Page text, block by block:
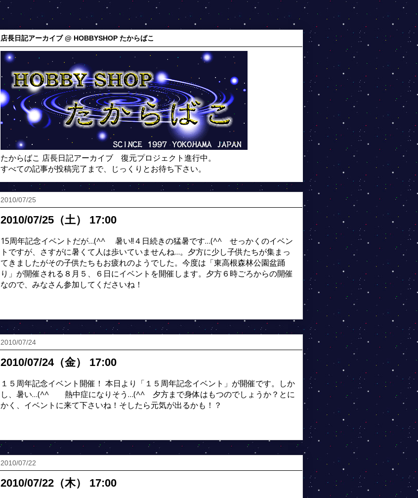
店長日記アーカイブ @ HOBBYSHOP たからばこ
たからばこ 店長日記アーカイブ 復元プロジェクト進行中。
すべての記事が投稿完了まで、じっくりとお待ち下さい。
2010/07/25
2010/07/25（土） 17:00
15周年記念イベントだが…(^^ゞ 暑い!!４日続きの猛暑です…(^^ゞせっかくのイベン
トですが、さすがに暑くて人は歩いていませんね…。夕方に少し子供たちが集まっ
てきましたがその子供たちもお疲れのようでした。今度は「東高根森林公園盆踊
り」が開催される８月５、６日にイベントを開催します。夕方６時ごろからの開催
なので、みなさん参加してくださいね！
2010/07/24
2010/07/24（金） 17:00
１５周年記念イベント開催！ 本日より「１５周年記念イベント」が開催です。しか
し、暑い…(^^ゞ 熱中症になりそう…(^^ゞ夕方まで身体はもつのでしょうか？とに
かく、イベントに来て下さいね！そしたら元気が出るかも！？
2010/07/22
2010/07/22（木） 17:00